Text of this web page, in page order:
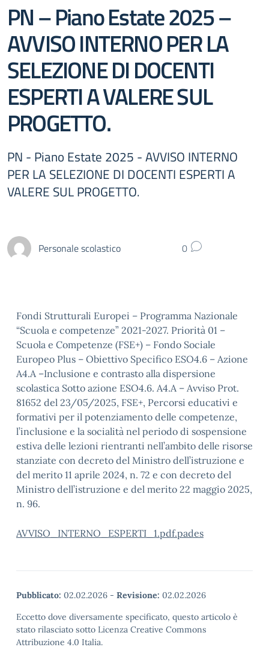
PN – Piano Estate 2025 –
AVVISO INTERNO PER LA
SELEZIONE DI DOCENTI
ESPERTI A VALERE SUL
PROGETTO.
PN - Piano Estate 2025 - AVVISO INTERNO
PER LA SELEZIONE DI DOCENTI ESPERTI A
VALERE SUL PROGETTO.
Personale scolastico 0
Fondi Strutturali Europei – Programma Nazionale
“Scuola e competenze” 2021-2027. Priorità 01 –
Scuola e Competenze (FSE+) – Fondo Sociale
Europeo Plus – Obiettivo Specifico ESO4.6 – Azione
A4.A –Inclusione e contrasto alla dispersione
scolastica Sotto azione ESO4.6. A4.A – Avviso Prot.
81652 del 23/05/2025, FSE+, Percorsi educativi e
formativi per il potenziamento delle competenze,
l’inclusione e la socialità nel periodo di sospensione
estiva delle lezioni rientranti nell’ambito delle risorse
stanziate con decreto del Ministro dell’istruzione e
del merito 11 aprile 2024, n. 72 e con decreto del
Ministro dell’istruzione e del merito 22 maggio 2025,
n. 96.
AVVISO_INTERNO_ESPERTI_1.pdf.pades
Pubblicato: 02.02.2026 - Revisione: 02.02.2026
Eccetto dove diversamente specificato, questo articolo è
stato rilasciato sotto Licenza Creative Commons
Attribuzione 4.0 Italia.